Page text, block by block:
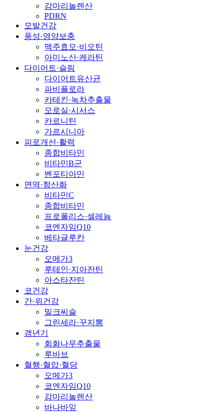
감마리놀렌산
PDRN
모발건강
풍성·영양보충
맥주효모·비오틴
아미노산·케라틴
다이어트·슬림
다이어트유산균
파비플로라
카테킨·녹차추출물
모로실·시서스
카르니틴
가르시니아
피로개선·활력
종합비타민
비타민B군
벤포티아민
면역·항산화
비타민C
종합비타민
프로폴리스·셀레늄
코엔자임Q10
베타글루칸
눈건강
오메가3
루테인·지아잔틴
아스타잔틴
코건강
간·위건강
밀크씨슬
그린세라·꾸지뽕
갱년기
회화나무추출물
루바브
혈행·혈압·혈당
오메가3
코엔자임Q10
감마리놀렌산
바나바잎